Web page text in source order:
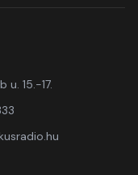
u. 15.-17.